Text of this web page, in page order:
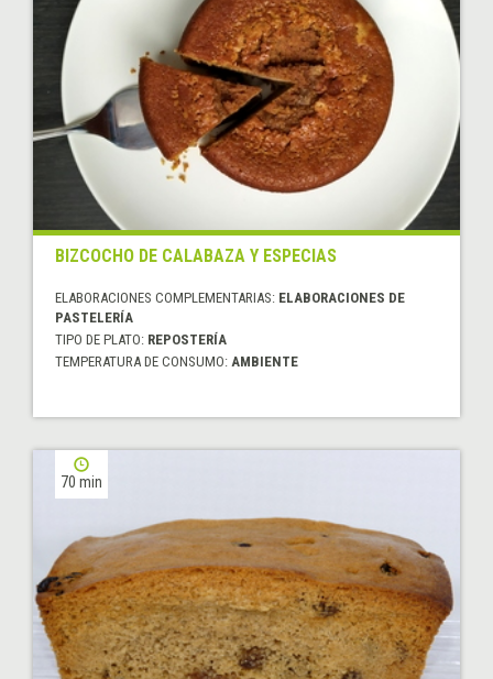
BIZCOCHO DE CALABAZA Y ESPECIAS
ELABORACIONES COMPLEMENTARIAS: ELABORACIONES DE
PASTELERÍA
TIPO DE PLATO: REPOSTERÍA
TEMPERATURA DE CONSUMO: AMBIENTE
70 min